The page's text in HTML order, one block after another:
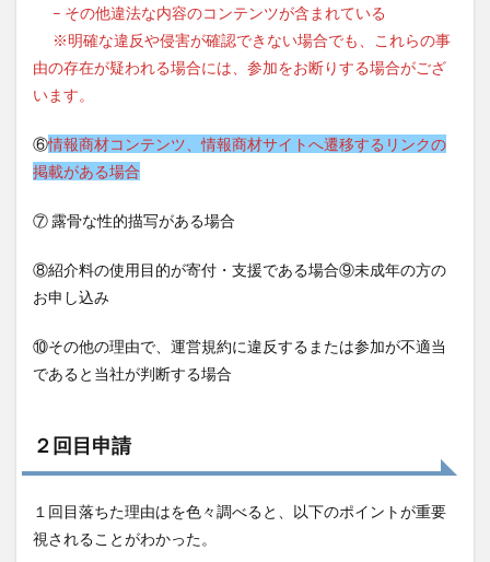
– その他違法な内容のコンテンツが含まれている
※明確な違反や侵害が確認できない場合でも、これらの事
由の存在が疑われる場合には、参加をお断りする場合がござ
います。
⑥情報商材コンテンツ、情報商材サイトへ遷移するリンクの
掲載がある場合
⑦ 露骨な性的描写がある場合
⑧紹介料の使用目的が寄付・支援である場合⑨未成年の方の
お申し込み
⑩その他の理由で、運営規約に違反するまたは参加が不適当
であると当社が判断する場合
２回目申請
１回目落ちた理由はを色々調べると、以下のポイントが重要
視されることがわかった。